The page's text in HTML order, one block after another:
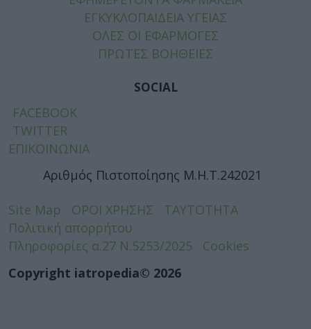
ΕΓΚΥΚΛΟΠΑΙΔΕΙΑ ΥΓΕΙΑΣ
ΟΛΕΣ ΟΙ ΕΦΑΡΜΟΓΕΣ
ΠΡΩΤΕΣ ΒΟΗΘΕΙΕΣ
SOCIAL
FACEBOOK
TWITTER
ΕΠΙΚΟΙΝΩΝΙΑ
Αριθμός Πιστοποίησης Μ.Η.Τ.242021
Site Map ΟΡΟΙ ΧΡΗΣΗΣ
ΤΑΥΤΟΤΗΤΑ
Πολιτική απορρήτου
Πληροφορίες α.27 Ν.5253/2025
Cookies
Copyright iatropedia© 2026